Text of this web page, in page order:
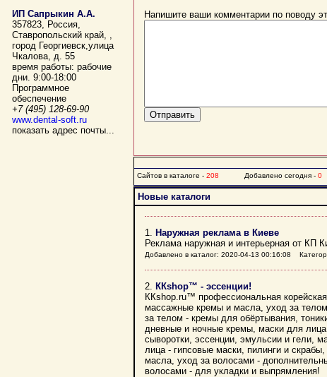
ИП Сапрыкин А.А.
357823, Россия,
Ставропольский край, ,
город Георгиевск,улица
Чкалова, д. 55
время работы: рабочие
дни. 9:00-18:00
Программное
обеспечение
+7 (495) 128-69-90
www.dental-soft.ru
показать адрес почты...
Напишите ваши комментарии по поводу
Сайтов в каталоге - 208 Добавлено сегодня - 0
Новые каталоги
1. Наружная реклама в Киеве
Реклама наружная и интерьерная от КП
Добавлено в каталог: 2020-04-13 00:16:08
2. ККshop™ - эссенции!
ККshop.ru™ профессиональная
массажные кремы и масла, уход за
за телом - кремы для обёртывания,
дневные и ночные кремы, маски для
сыворотки, эссенции, эмульсии и гели,
лица - гипсовые маски, пилинги и
масла, уход за волосами -
волосами - для укладки и выпрямления!